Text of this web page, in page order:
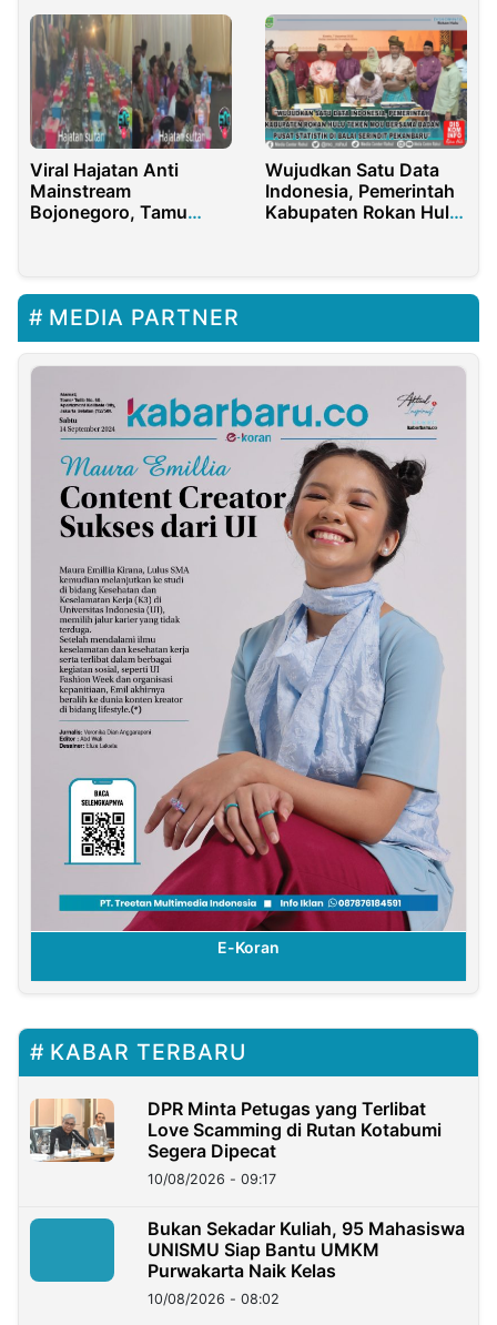
Viral Hajatan Anti
Mainstream
Bojonegoro, Tamu
Wujudkan Satu Data
Indonesia, Pemerintah
Kabupaten Rokan Hulu
MEDIA PARTNER
E-Koran
KABAR TERBARU
DPR Minta Petugas yang Terlibat
Love Scamming di Rutan Kotabumi
Segera Dipecat
10/08/2026 - 09:17
Bukan Sekadar Kuliah, 95 Mahasiswa
UNISMU Siap Bantu UMKM
Purwakarta Naik Kelas
10/08/2026 - 08:02